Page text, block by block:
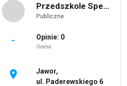
Przedszkole Specjalne w Jaworze
Publiczne
- Opinie: 0
Ocena
location_on
Jawor,
ul. Paderewskiego 6